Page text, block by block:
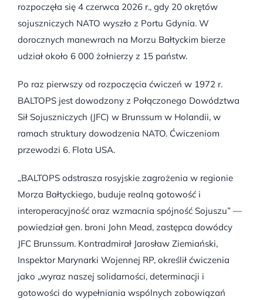
rozpoczęła się 4 czerwca 2026 r., gdy 20 okrętów
sojuszniczych NATO wyszło z Portu Gdynia. W
dorocznych manewrach na Morzu Bałtyckim bierze
udział około 6 000 żołnierzy z 15 państw.
Po raz pierwszy od rozpoczęcia ćwiczeń w 1972 r.
BALTOPS jest dowodzony z Połączonego Dowództwa
Sił Sojuszniczych (JFC) w Brunssum w Holandii, w
ramach struktury dowodzenia NATO. Ćwiczeniom
przewodzi 6. Flota USA.
„BALTOPS odstrasza rosyjskie zagrożenia w regionie
Morza Bałtyckiego, buduje realną gotowość i
interoperacyjność oraz wzmacnia spójność Sojuszu” —
powiedział gen. broni John Mead, zastępca dowódcy
JFC Brunssum. Kontradmirał Jarosław Ziemiański,
Inspektor Marynarki Wojennej RP, określił ćwiczenia
jako „wyraz naszej solidarności, determinacji i
gotowości do wypełniania wspólnych zobowiązań